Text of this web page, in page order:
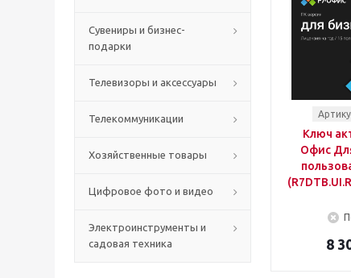
Сувениры и бизнес-
подарки
Телевизоры и аксессуары
Телекоммуникации
Хозяйственные товары
Цифровое фото и видео
Электроинструменты и
садовая техника
Ключ
Офис
8